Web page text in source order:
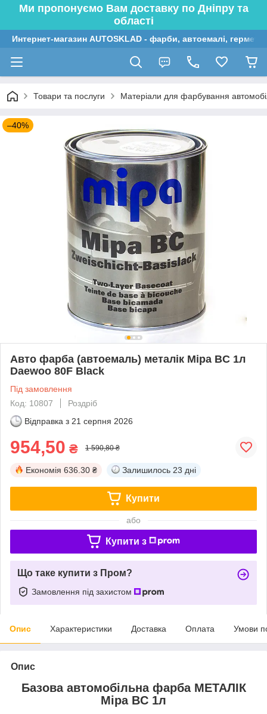
Ми пропонуємо Вам доставку по Дніпру та
області
Интернет-магазин AUTOSKLAD - фарби, автоемалі,
Товари та послуги Матеріали для фарбування
–40%
Авто фарба (автоемаль) металік Mipa BC 1л
Daewoo 80F Black
Під замовлення
Код: 10807
Роздріб
Відправка з 21 серпня 2026
954,50 ₴ 1 590,80 ₴
Економія 636.30 ₴ Залишилось 23 дні
Купити
або
Купити з
Що таке купити з Пром?
Замовлення під захистом
Опис Характеристики Доставка Оплата Умови
Опис
Базова автомобільна фарба МЕТАЛІК
Mipa BC 1л